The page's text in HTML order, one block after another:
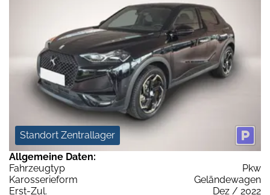
Standort Zentrallager
Allgemeine Daten:
Fahrzeugtyp
Pkw
Karosserieform
Geländewagen
Erst-Zul.
Dez / 2022